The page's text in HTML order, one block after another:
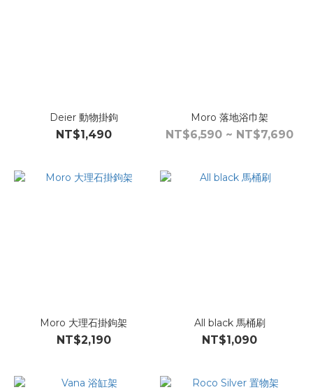
Deier 動物掛鉤
NT$1,490
Moro 落地浴巾架
NT$6,590 ~ NT$7,690
Moro 大理石掛鉤架
NT$2,190
All black 馬桶刷
NT$1,090